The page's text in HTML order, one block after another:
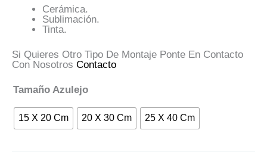
Cerámica.
Sublimación.
Tinta.
Si Quieres Otro Tipo De Montaje Ponte En Contacto
Con Nosotros Contacto
Tamaño Azulejo
15 X 20 Cm 20 X 30 Cm 25 X 40 Cm